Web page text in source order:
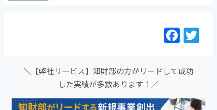
F
a
c
e
b
＼【弊社サービス】知財部の方がリードして成功
した実績が多数あります！／